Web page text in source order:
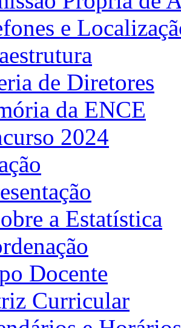
e
de Diretores
da ENCE
2024
a Estatística
Docente
Curricular